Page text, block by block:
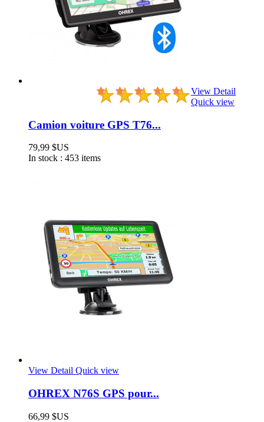
View Detail
Quick view
Camion voiture GPS T76...
79,99 $US
In stock : 453 items
View Detail Quick view
OHREX N76S GPS pour...
66,99 $US